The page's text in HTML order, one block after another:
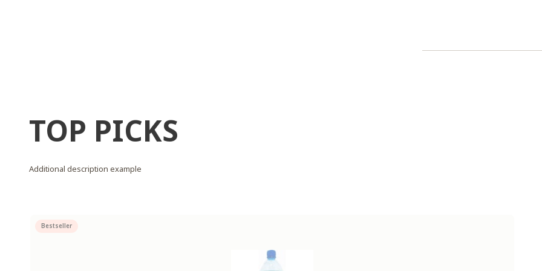
TOP PICKS
Additional description example
Bestseller